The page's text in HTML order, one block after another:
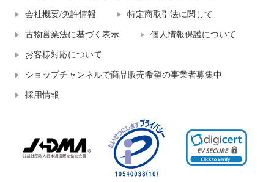
会社概要/免許情報 特定商取引法に関して
古物営業法に基づく表示 個人情報保護について
お客様対応について
ショップチャンネルで商品販売希望の事業者募集中
採用情報